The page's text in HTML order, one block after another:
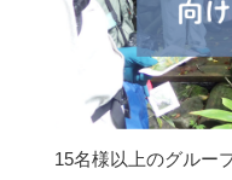
15名様以上のグルー